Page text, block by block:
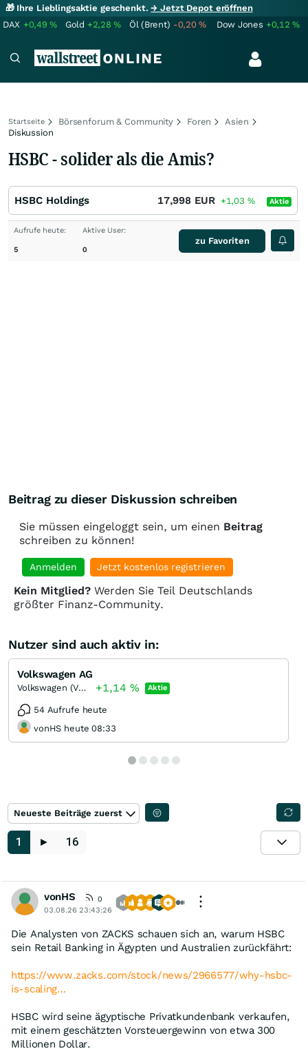
🎁 Ihre Lieblingsaktie geschenkt.→ Jetzt Depot eröffnen
DAX +0,49% Gold +2,28% Öl (Brent) -0,20% Dow Jones +0,12%
Startseite Börsenforum & Community Foren
Asien
Diskussion
HSBC - solider als die Amis?
HSBC Holdings 17,998 EUR +1,03 % Aktie
Aufrufe heute:
5
Aktive User:
0
zu Favoriten
Beitrag zu dieser Diskussion schreiben
Sie müssen eingeloggt sein, um einen Beitrag
schreiben zu können!
Anmelden Jetzt kostenlos registrieren
Kein Mitglied? Werden Sie Teil Deutschlands
größter Finanz-Community.
Nutzer sind auch aktiv in:
Volkswagen AG
Volkswagen (VW) Vz +1,14 % Aktie
54 Aufrufe heute
vonHS heute 08:33
Neueste Beiträge zuerst
1 ► 16
vonHS
0
03.08.26 23:43:26
Die Analysten von ZACKS schauen sich an, warum HSBC
sein Retail Banking in Ägypten und Australien zurückfährt:
https://www.zacks.com/stock/news/2966577/why-hsbc-
is-scaling…
HSBC wird seine ägyptische Privatkundenbank verkaufen,
mit einem geschätzten Vorsteuergewinn von etwa 300
Millionen Dollar.